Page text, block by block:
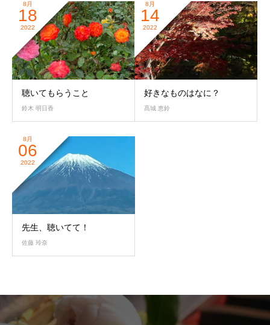
8月
18
2022
聴いてもらうこと
鈴木 明日香
8月
14
2022
好きなものはなに？
髙城 恵鈴
8月
06
2022
先生、聴いてて！
佐藤 玲奈